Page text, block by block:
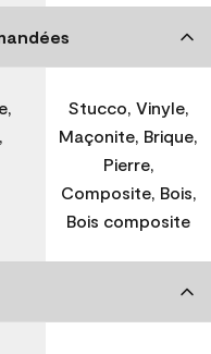
Stucco, Vinyle,
Maçonite, Brique,
Pierre,
Composite, Bois,
Bois composite